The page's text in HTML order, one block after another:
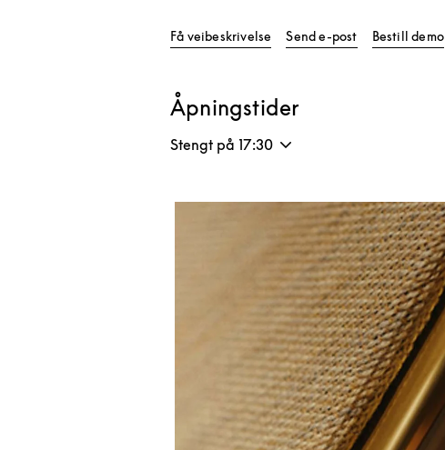
Få veibeskrivelse Link Opens in New Tab
Send e-post Bestill demo
Åpningstider
Stengt på 17:30
Bilde av arrangement